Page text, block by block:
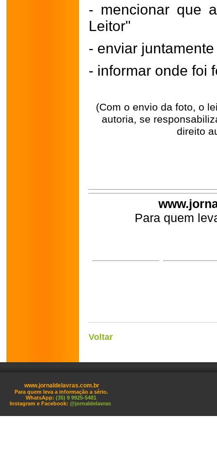
- mencionar que
Leitor"
- enviar
- informar onde foi
(Com o envio da foto, o
autoria, se
direito
Para quem
Voltar
www.jornaldelavras.com.br
Para quem leva a informação a sério.
WhatsApp: (35) 9 9925-5481
Instagram e Facebook: @jornaldelavras